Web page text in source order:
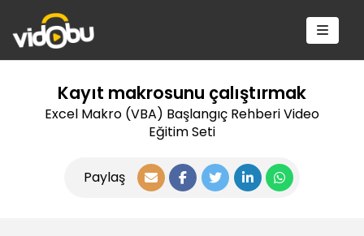
Kayıt makrosunu çalıştırmak
Excel Makro (VBA) Başlangıç Rehberi Video
Eğitim Seti
Paylaş